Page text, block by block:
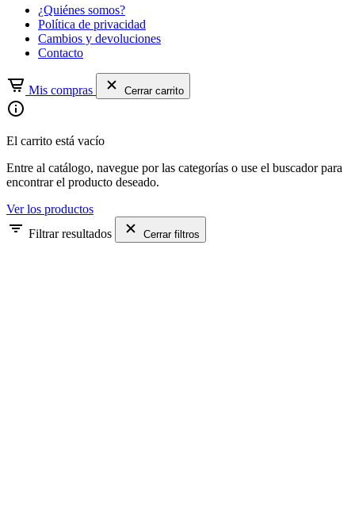
¿Quiénes somos?
Política de privacidad
Cambios y devoluciones
Contacto
Mis compras Cerrar carrito
El carrito está vacío
Entre al catálogo, navegue por las categorías o use el buscador para
encontrar el producto deseado.
Ver los productos
Filtrar resultados
Cerrar filtros